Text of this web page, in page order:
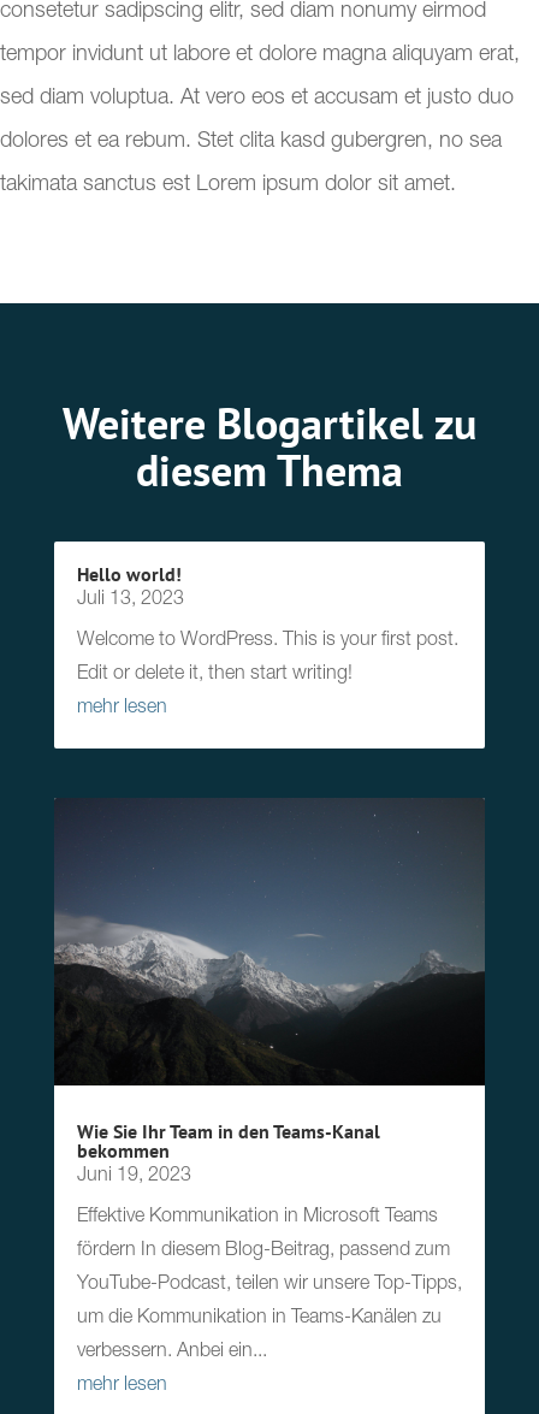
consetetur sadipscing elitr, sed diam nonumy eirmod
tempor invidunt ut labore et dolore magna aliquyam erat,
sed diam voluptua. At vero eos et accusam et justo duo
dolores et ea rebum. Stet clita kasd gubergren, no sea
takimata sanctus est Lorem ipsum dolor sit amet.
Weitere Blogartikel zu
diesem Thema
Hello world!
Juli 13, 2023
Welcome to WordPress. This is your first post.
Edit or delete it, then start writing!
mehr lesen
Wie Sie Ihr Team in den Teams-Kanal
bekommen
Juni 19, 2023
Effektive Kommunikation in Microsoft Teams
fördern In diesem Blog-Beitrag, passend zum
YouTube-Podcast, teilen wir unsere Top-Tipps,
um die Kommunikation in Teams-Kanälen zu
verbessern. Anbei ein...
mehr lesen